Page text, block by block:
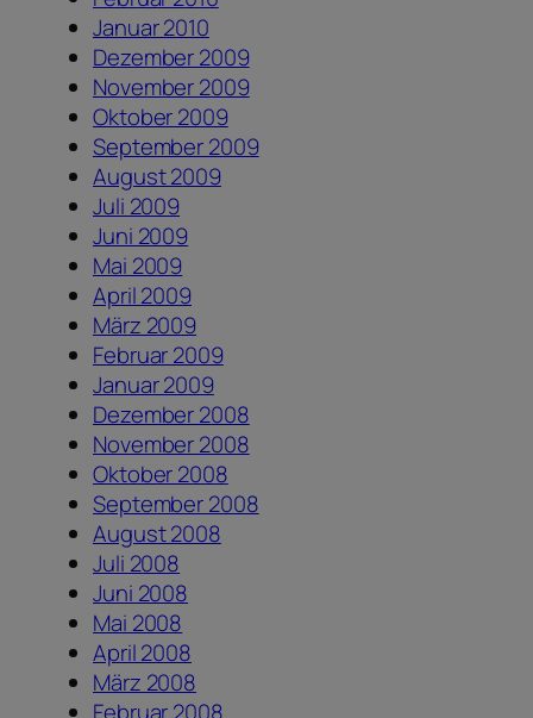
Januar 2010
Dezember 2009
November 2009
Oktober 2009
September 2009
August 2009
Juli 2009
Juni 2009
Mai 2009
April 2009
März 2009
Februar 2009
Januar 2009
Dezember 2008
November 2008
Oktober 2008
September 2008
August 2008
Juli 2008
Juni 2008
Mai 2008
April 2008
März 2008
Februar 2008